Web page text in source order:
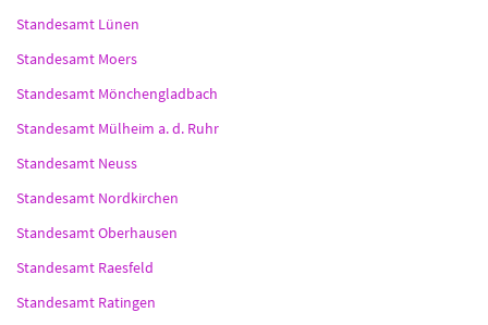
Standesamt Lünen
Standesamt Moers
Standesamt Mönchengladbach
Standesamt Mülheim a. d. Ruhr
Standesamt Neuss
Standesamt Nordkirchen
Standesamt Oberhausen
Standesamt Raesfeld
Standesamt Ratingen